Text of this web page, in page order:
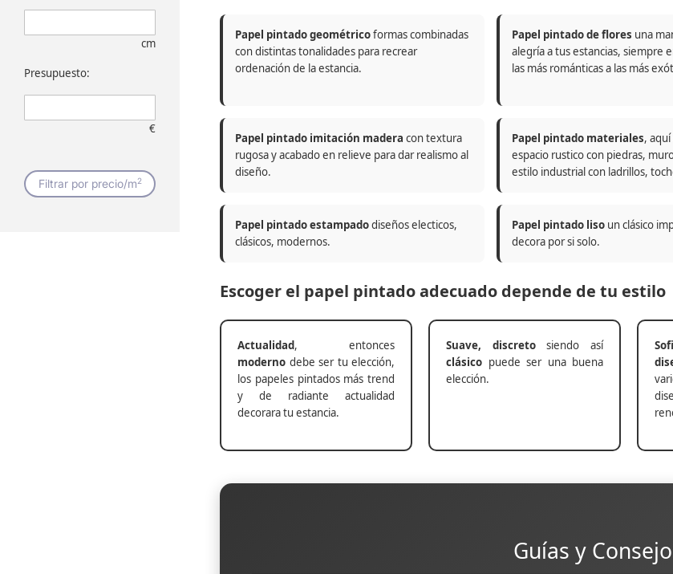
Papel pintado geométricoformas combinadas
con distintas tonalidades para recrear
ordenación de la estancia.
Papel pintado de flores una
alegría a tus estancias, siempre
las más románticas a las más
Papel pintado imitación madera con textura
rugosa y acabado en relieve para dar realismo al
diseño.
Papel pintado materiales,
espacio rustico con piedras,
estilo industrial con ladrillos,
Papel pintado estampadodiseños electicos,
clásicos, modernos.
Papel pintado liso un clásico
decora por si solo.
Escoger el papel pintado adecuado depende de tu estilo
Actualidad, entonces
moderno debe ser tu elección,
los papeles pintados más trend
y de radiante actualidad
decorara tu estancia.
Suave, discretosiendo así
clásico puede ser una buena
elección.
Guías y
cm
Presupuesto:
€
Filtrar por precio/m2